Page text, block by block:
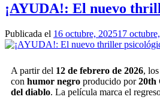
¡AYUDA!: El nuevo
Publicada el 16 octubre, 202517
A partir del 12 de febrero de 2026,
con humor negro producido por20th
del diablo. La película marca el